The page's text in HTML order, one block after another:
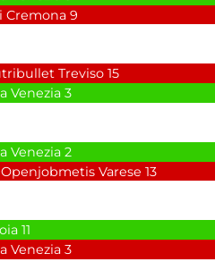
Cremona 9
Treviso 15
Venezia 3
Venezia 2
Openjobmetis Varese 13
11
Venezia 3